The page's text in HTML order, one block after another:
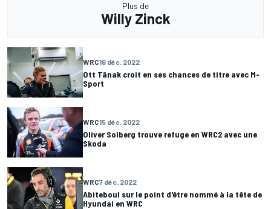
Plus de
Willy Zinck
WRC16 déc. 2022
Ott Tänak croit en ses chances de titre avec M-
Sport
WRC15 déc. 2022
Oliver Solberg trouve refuge en WRC2 avec une
Skoda
WRC7 déc. 2022
Abiteboul sur le point d'être nommé à la tête de
Hyundai en WRC